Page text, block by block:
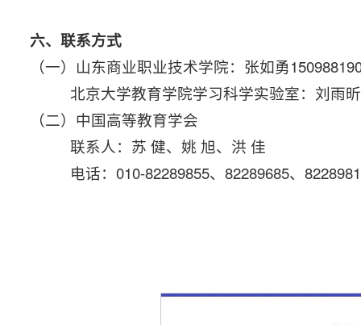
六、联系方式
（一）山东商业职业技术学院：张如勇
北京大学教育学院学习科学实验室：刘雨昕
（二）中国高等教育学会
联系人：苏 健、姚 旭、洪 佳
电话：010-82289855、82289685、